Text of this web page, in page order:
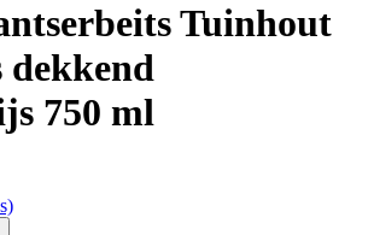
Tuinhout
dekkend
750 ml